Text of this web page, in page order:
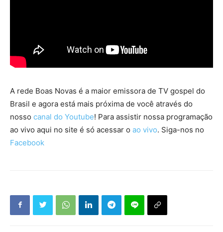
A rede Boas Novas é a maior emissora de TV gospel do
Brasil e agora está mais próxima de você através do
nosso canal do Youtube! Para assistir nossa programação
ao vivo aqui no site é só acessar o ao vivo. Siga-nos no
Facebook